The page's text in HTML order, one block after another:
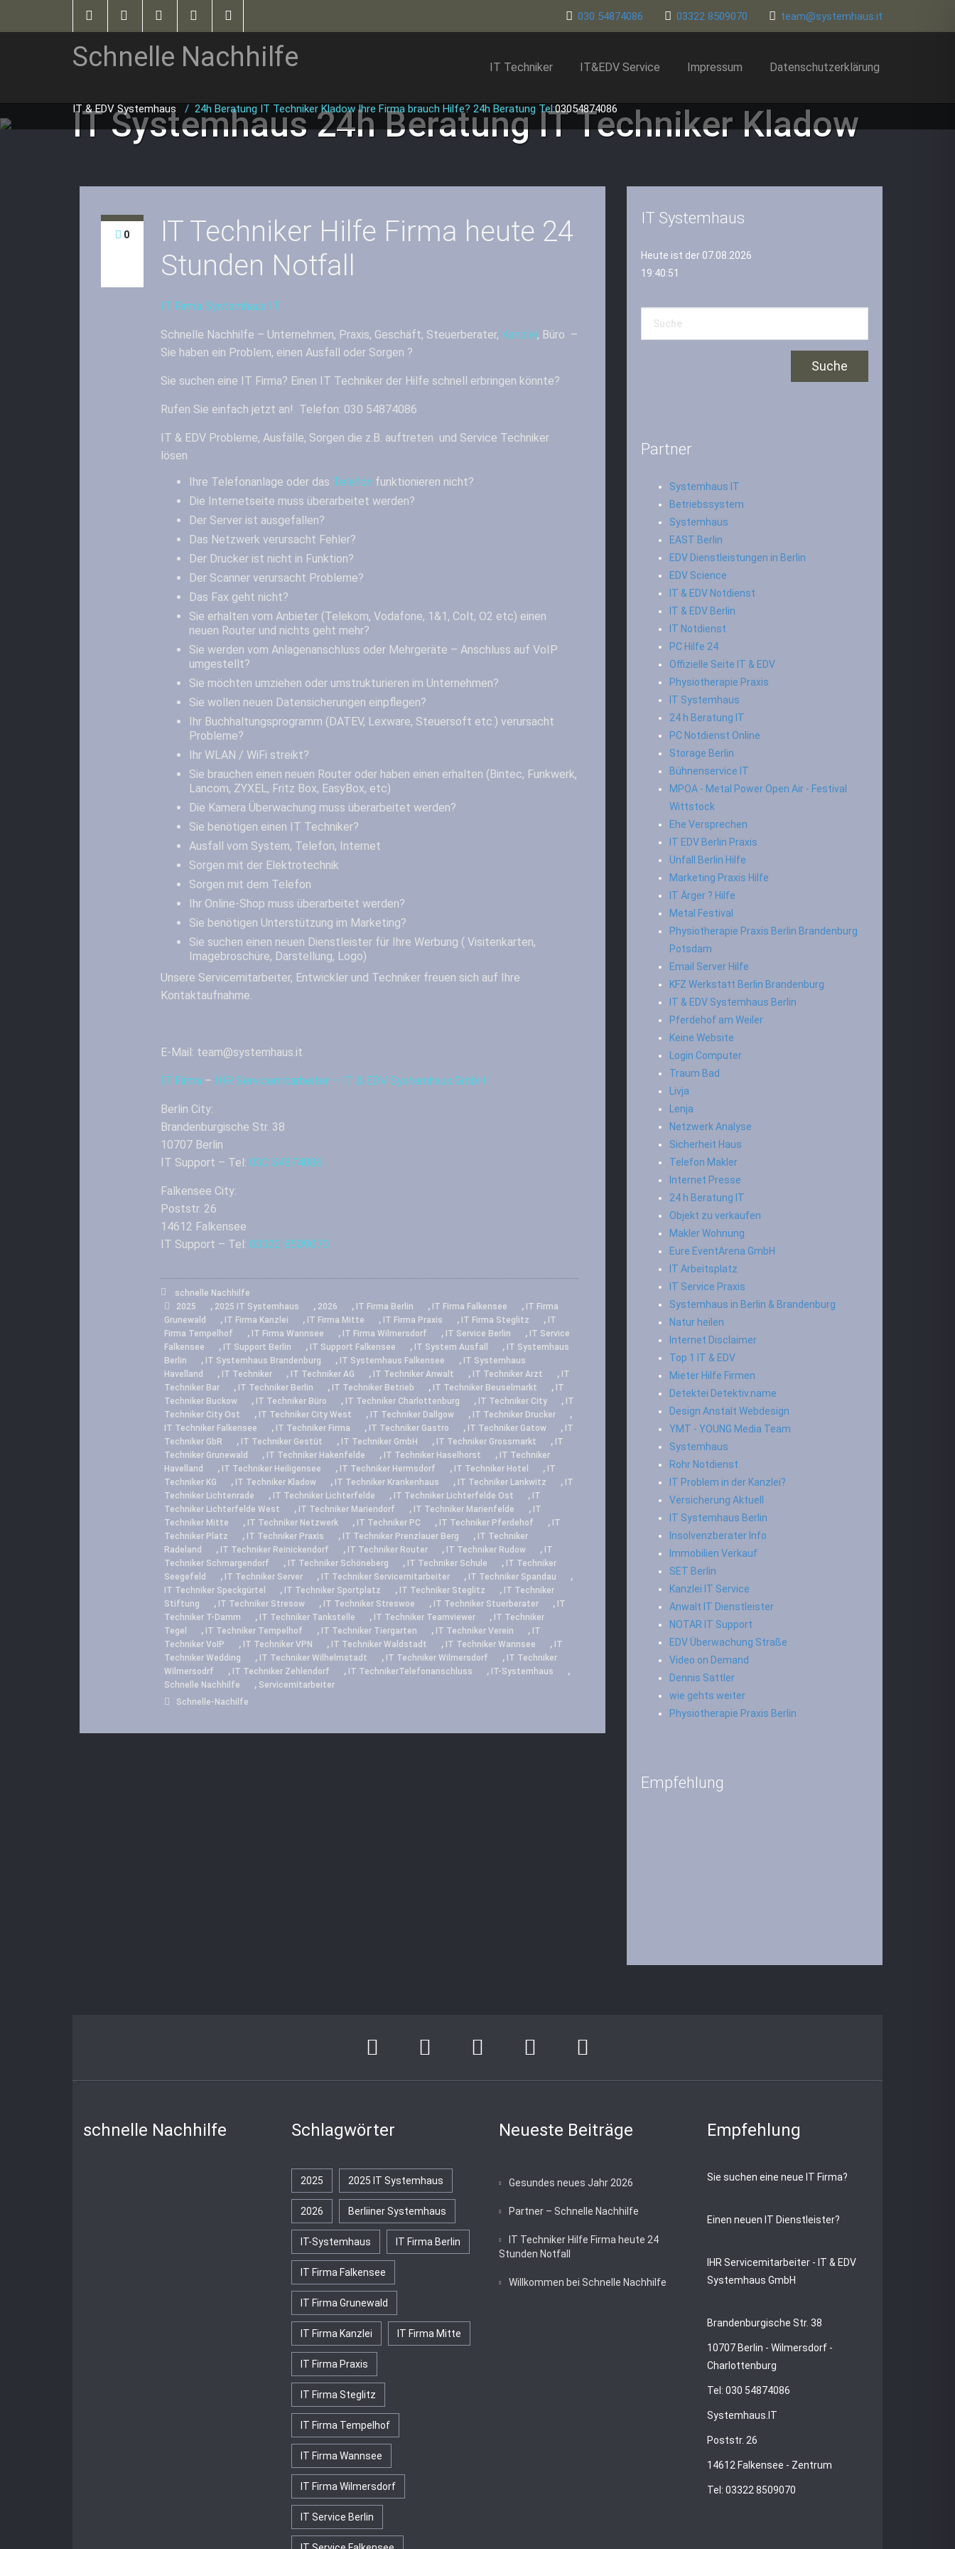
030 54874086 03322 8509070 team@systemhaus.it
Schnelle Nachhilfe IT Techniker IT&EDV Service Impressum Datenschutzerklärung
IT Systemhaus 24h BeratungIT Techniker Kladow
IT & EDV Systemhaus / 24h Beratung IT Techniker Kladow Ihre Firma brauch Hilfe? 24h Beratung Tel:03054874086
0
IT Techniker Hilfe Firma heute 24
Stunden Notfall
IT Firma Systemhaus IT
Schnelle Nachhilfe – Unternehmen, Praxis, Geschäft, Steuerberater, Kanzlei, Büro –
Sie haben ein Problem, einen Ausfall oder Sorgen ?
Sie suchen eine IT Firma? Einen IT Techniker der Hilfe schnell erbringen könnte?
Rufen Sie einfach jetzt an! Telefon: 030 54874086
IT & EDV Probleme, Ausfälle, Sorgen die z.B. auftreten und Service Techniker
lösen
Ihre Telefonanlage oder das Telefon funktionieren nicht?
Die Internetseite muss überarbeitet werden?
Der Server ist ausgefallen?
Das Netzwerk verursacht Fehler?
Der Drucker ist nicht in Funktion?
Der Scanner verursacht Probleme?
Das Fax geht nicht?
Sie erhalten vom Anbieter (Telekom, Vodafone, 1&1, Colt, O2 etc) einen
neuen Router und nichts geht mehr?
Sie werden vom Anlagenanschluss oder Mehrgeräte – Anschluss auf VoIP
umgestellt?
Sie möchten umziehen oder umstrukturieren im Unternehmen?
Sie wollen neuen Datensicherungen einpflegen?
Ihr Buchhaltungsprogramm (DATEV, Lexware, Steuersoft etc.) verursacht
Probleme?
Ihr WLAN / WiFi streikt?
Sie brauchen einen neuen Router oder haben einen erhalten (Bintec, Funkwerk,
Lancom, ZYXEL, Fritz Box, EasyBox, etc)
Die Kamera Überwachung muss überarbeitet werden?
Sie benötigen einen IT Techniker?
Ausfall vom System, Telefon, Internet
Sorgen mit der Elektrotechnik
Sorgen mit dem Telefon
Ihr Online-Shop muss überarbeitet werden?
Sie benötigen Unterstützung im Marketing?
Sie suchen einen neuen Dienstleister für Ihre Werbung ( Visitenkarten,
Imagebroschüre, Darstellung, Logo)
Unsere Servicemitarbeiter, Entwickler und Techniker freuen sich auf Ihre
Kontaktaufnahme.
E-Mail: team@systemhaus.it
IT Firma– IHR Servicemitarbeiter – IT & EDV Systemhaus GmbH
Berlin City:
Brandenburgische Str. 38
10707 Berlin
IT Support – Tel: 030 54874086
Falkensee City:
Poststr. 26
14612 Falkensee
IT Support – Tel: 03322 8509070
schnelle Nachhilfe
2025
, 2025 IT Systemhaus , 2026 , IT Firma Berlin , IT Firma Falkensee , IT Firma
Grunewald
, IT Firma Kanzlei , IT Firma Mitte , IT Firma Praxis , IT Firma Steglitz , IT
Firma Tempelhof
, IT Firma Wannsee , IT Firma Wilmersdorf , IT Service Berlin , IT Service
Falkensee
, IT Support Berlin , IT Support Falkensee , IT System Ausfall , IT Systemhaus
Berlin
, IT Systemhaus Brandenburg , IT Systemhaus Falkensee , IT Systemhaus
Havelland
, IT Techniker , IT Techniker AG , IT Techniker Anwalt , IT Techniker Arzt , IT
Techniker Bar
, IT Techniker Berlin , IT Techniker Betrieb , IT Techniker Beuselmarkt , IT
Techniker Buckow
, IT Techniker Büro , IT Techniker Charlottenburg , IT Techniker City , IT
Techniker City Ost
, IT Techniker City West , IT Techniker Dallgow , IT Techniker Drucker ,
IT Techniker Falkensee , IT Techniker Firma , IT Techniker Gastro , IT Techniker Gatow , IT
Techniker GbR
, IT Techniker Gestüt , IT Techniker GmbH , IT Techniker Grossmarkt , IT
Techniker Grunewald
, IT Techniker Hakenfelde , IT Techniker Haselhorst , IT Techniker
Havelland
, IT Techniker Heiligensee , IT Techniker Hermsdorf , IT Techniker Hotel , IT
Techniker KG
, IT Techniker Kladow , IT Techniker Krankenhaus , IT Techniker Lankwitz , IT
Techniker Lichtenrade
, IT Techniker Lichterfelde , IT Techniker Lichterfelde Ost , IT
Techniker Lichterfelde West
, IT Techniker Mariendorf , IT Techniker Marienfelde , IT
Techniker Mitte
, IT Techniker Netzwerk , IT Techniker PC , IT Techniker Pferdehof , IT
Techniker Platz
, IT Techniker Praxis , IT Techniker Prenzlauer Berg , IT Techniker
Radeland
, IT Techniker Reinickendorf , IT Techniker Router , IT Techniker Rudow , IT
Techniker Schmargendorf
, IT Techniker Schöneberg , IT Techniker Schule , IT Techniker
Seegefeld
, IT Techniker Server , IT Techniker Servicemitarbeiter , IT Techniker Spandau ,
IT Techniker Speckgürtel , IT Techniker Sportplatz , IT Techniker Steglitz , IT Techniker
Stiftung
, IT Techniker Stresow , IT Techniker Streswoe , IT Techniker Stuerberater , IT
Techniker T-Damm
, IT Techniker Tankstelle , IT Techniker Teamviewer , IT Techniker
Tegel
, IT Techniker Tempelhof , IT Techniker Tiergarten , IT Techniker Verein , IT
Techniker VoIP
, IT Techniker VPN , IT Techniker Waldstadt , IT Techniker Wannsee , IT
Techniker Wedding
, IT Techniker Wilhelmstadt , IT Techniker Wilmersdorf , IT Techniker
Wilmersodrf
, IT Techniker Zehlendorf , IT TechnikerTelefonanschluss , IT-Systemhaus ,
Schnelle Nachhilfe , Servicemitarbeiter
Schnelle-Nachilfe
IT Systemhaus
Heute ist der 07.08.2026
19:40:52
Partner
Systemhaus IT
Betriebssystem
Systemhaus
EAST Berlin
EDV Dienstleistungen in Berlin
EDV Science
IT & EDV Notdienst
IT & EDV Berlin
IT Notdienst
PC Hilfe 24
Offizielle Seite IT & EDV
Physiotherapie Praxis
IT Systemhaus
24 h Beratung IT
PC Notdienst Online
Storage Berlin
Bühnenservice IT
MPOA - Metal Power Open Air - Festival
Wittstock
Ehe Versprechen
IT EDV Berlin Praxis
Unfall Berlin Hilfe
Marketing Praxis Hilfe
IT Ärger ? Hilfe
Metal Festival
Physiotherapie Praxis Berlin Brandenburg
Potsdam
Email Server Hilfe
KFZ Werkstatt Berlin Brandenburg
IT & EDV Systemhaus Berlin
Pferdehof am Weiler
Keine Website
Login Computer
Traum Bad
Livja
Lenja
Netzwerk Analyse
Sicherheit Haus
Telefon Makler
Internet Presse
24 h Beratung IT
Objekt zu verkaufen
Makler Wohnung
Eure EventArena GmbH
IT Arbeitsplatz
IT Service Praxis
Systemhaus in Berlin & Brandenburg
Natur heilen
Internet Disclaimer
Top 1 IT & EDV
Mieter Hilfe Firmen
Detektei Detektiv.name
Design Anstalt Webdesign
YMT - YOUNG Media Team
Systemhaus
Rohr Notdienst
IT Problem in der Kanzlei?
Versicherung Aktuell
IT Systemhaus Berlin
Insolvenzberater Info
Immobilien Verkauf
SET Berlin
Kanzlei IT Service
Anwalt IT Dienstleister
NOTAR IT Support
EDV Überwachung Straße
Video on Demand
Dennis Sattler
wie gehts weiter
Physiotherapie Praxis Berlin
Empfehlung
schnelle Nachhilfe Schlagwörter
2025 2025 IT Systemhaus
2026 Berliiner Systemhaus
IT-Systemhaus IT Firma Berlin
IT Firma Falkensee
IT Firma Grunewald
IT Firma Kanzlei IT Firma Mitte
IT Firma Praxis
IT Firma Steglitz
IT Firma Tempelhof
IT Firma Wannsee
IT Firma Wilmersdorf
IT Service Berlin
Neueste Beiträge
Gesundes neues Jahr 2026
Partner – Schnelle Nachhilfe
IT Techniker Hilfe Firma heute 24
Stunden Notfall
Willkommen bei Schnelle Nachhilfe
Empfehlung
Sie suchen eine neue IT Firma?
Einen neuen IT Dienstleister?
IHR Servicemitarbeiter - IT & EDV
Systemhaus GmbH
Brandenburgische Str. 38
10707 Berlin - Wilmersdorf -
Charlottenburg
Tel: 030 54874086
Systemhaus.IT
Poststr. 26
14612 Falkensee - Zentrum
Tel: 03322 8509070